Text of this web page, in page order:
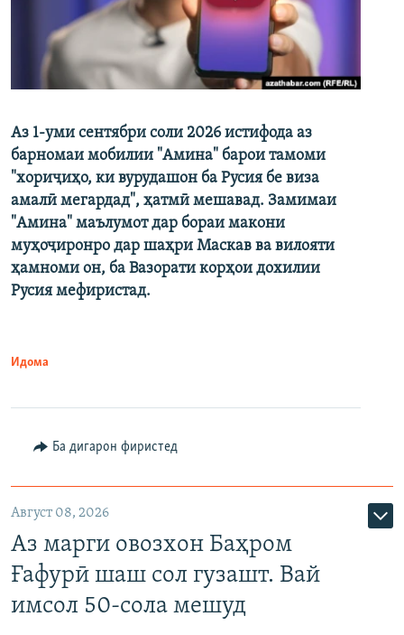
Аз 1-уми сентябри соли 2026 истифода аз
барномаи мобилии "Амина" барои тамоми
"хориҷиҳо, ки вурудашон ба Русия бе виза
амалӣ мегардад", ҳатмӣ мешавад. Замимаи
"Амина" маълумот дар бораи макони
муҳоҷиронро дар шаҳри Маскав ва вилояти
ҳамноми он, ба Вазорати корҳои дохилии
Русия мефиристад.
Идома
Ба дигарон фиристед
Август 08, 2026
Аз марги овозхон Баҳром
Ғафурӣ шаш сол гузашт. Вай
имсол 50-сола мешуд